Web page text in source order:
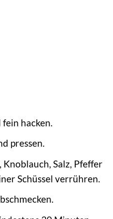
hacken.
pressen.
Salz, Pfeffer
Schüssel verrühren.